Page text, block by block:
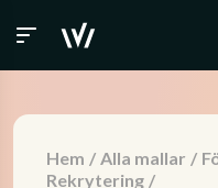
Hem / Alla mallar /
Rekrytering /